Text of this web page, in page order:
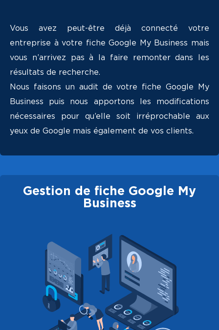
Vous avez peut-être déjà connecté votre
entreprise à votre fiche Google My Business mais
vous n’arrivez pas à la faire remonter dans les
résultats de recherche.
Nous faisons un audit de votre fiche Google My
Business puis nous apportons les modifications
nécessaires pour qu’elle soit irréprochable aux
yeux de Google mais également de vos clients.
Gestion de fiche Google My
Business